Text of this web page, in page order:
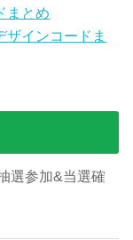
まとめ
ザインコードま
選参加&当選確